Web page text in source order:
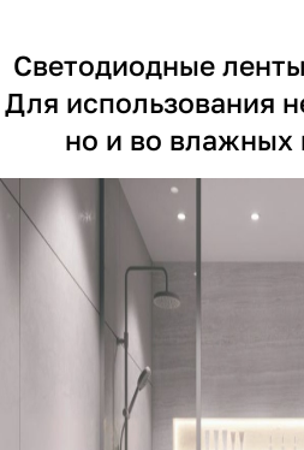
Светодиодные
Для использования
но и во